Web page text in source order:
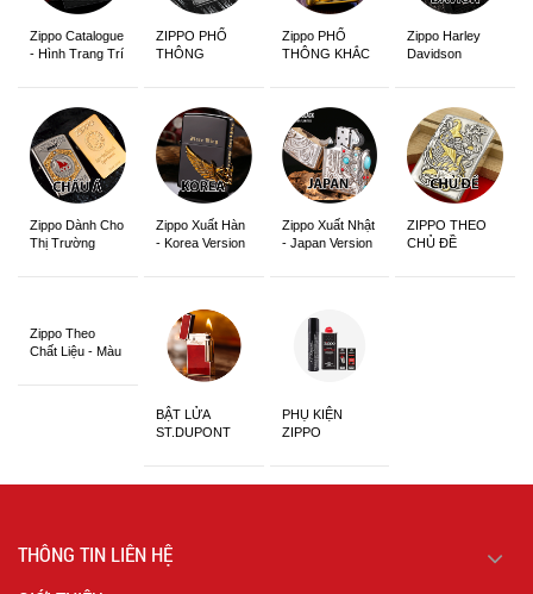
Zippo Catalogue
- Hình Trang Trí
ZIPPO PHỔ
THÔNG
Zippo PHỔ
THÔNG KHẮC
Zippo Harley
Davidson
Zippo Dành Cho
Thị Trường
Zippo Xuất Hàn
- Korea Version
Zippo Xuất Nhật
- Japan Version
ZIPPO THEO
CHỦ ĐỀ
Zippo Theo
Chất Liệu - Màu
BẬT LỬA
ST.DUPONT
PHỤ KIỆN
ZIPPO
THÔNG TIN LIÊN HỆ